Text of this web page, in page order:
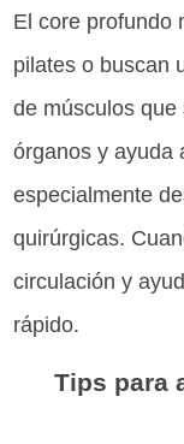
El core profundo
pilates o buscan
de músculos
órganos y ayuda
especialmente
quirúrgicas.
circulación y
rápido.
Tips para